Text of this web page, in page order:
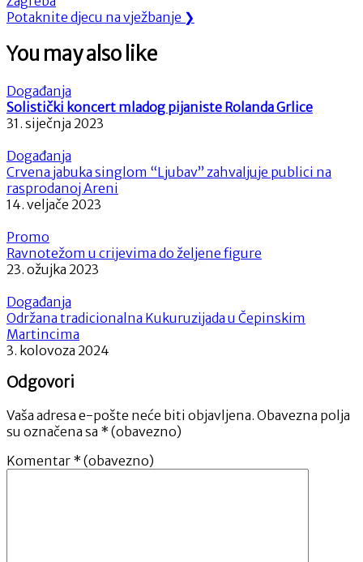
objava
Next
Potaknite djecu na vježbanje ❯
You may also like
Događanja
Solistički koncert mladog pijaniste Rolanda Grlice
31. siječnja 2023
Događanja
Crvena jabuka singlom “Ljubav” zahvaljuje publici na
rasprodanoj Areni
14. veljače 2023
Promo
Ravnotežom u crijevima do željene figure
23. ožujka 2023
Događanja
Održana tradicionalna Kukuruzijada u Čepinskim
Martincima
3. kolovoza 2024
Odgovori
Vaša adresa e-pošte neće biti objavljena. Obavezna polja
su označena sa * (obavezno)
Komentar * (obavezno)